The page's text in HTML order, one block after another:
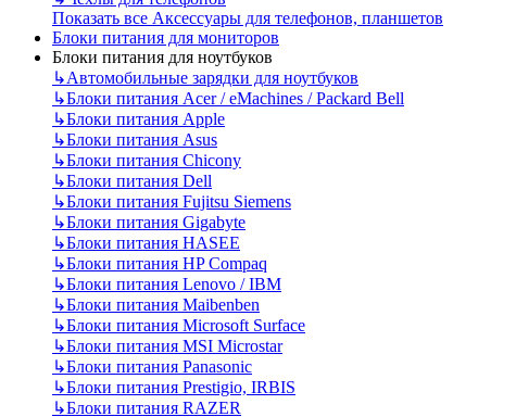
Показать все Аксессуары для телефонов, планшетов
Блоки питания для мониторов
Блоки питания для ноутбуков
↳Автомобильные зарядки для ноутбуков
↳Блоки питания Acer / eMachines / Packard Bell
↳Блоки питания Apple
↳Блоки питания Asus
↳Блоки питания Chicony
↳Блоки питания Dell
↳Блоки питания Fujitsu Siemens
↳Блоки питания Gigabyte
↳Блоки питания HASEE
↳Блоки питания HP Compaq
↳Блоки питания Lenovo / IBM
↳Блоки питания Maibenben
↳Блоки питания Microsoft Surface
↳Блоки питания MSI Microstar
↳Блоки питания Panasonic
↳Блоки питания Prestigio, IRBIS
↳Блоки питания RAZER